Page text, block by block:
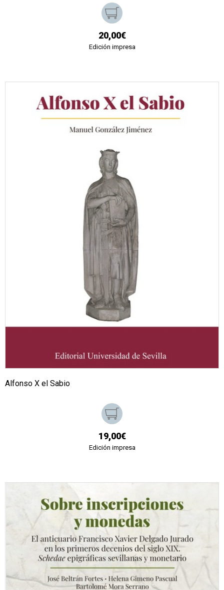
20,00€
Edición impresa
Alfonso X el Sabio
19,00€
Edición impresa